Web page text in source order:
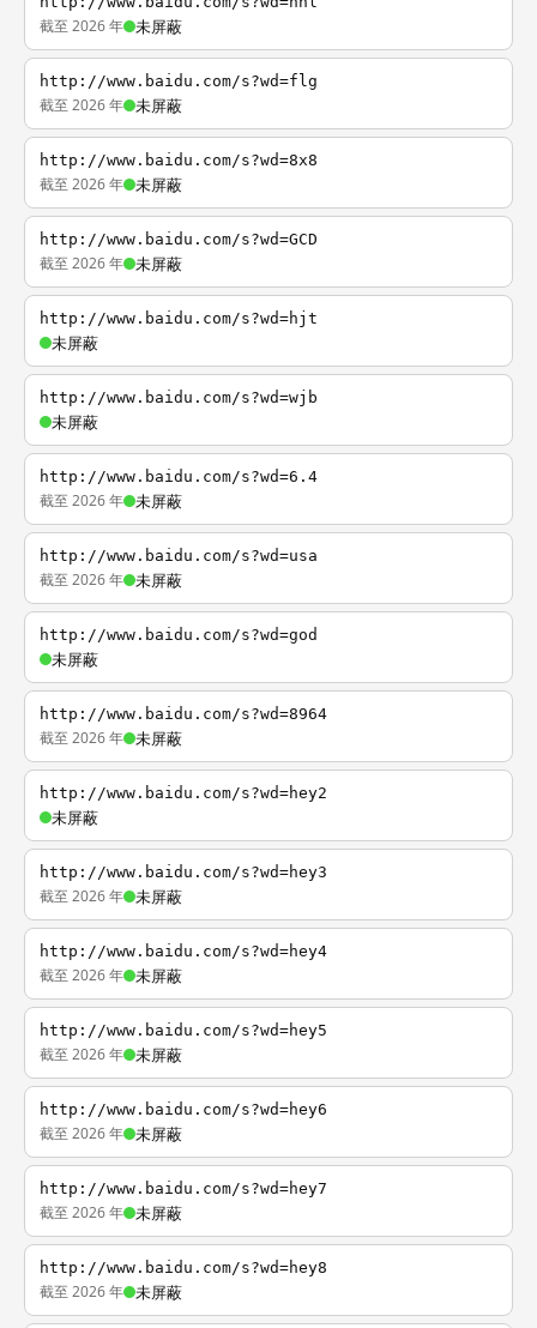
截至 2026 年 未屏蔽
http://www.baidu.com/s?wd=flg
截至 2026 年 未屏蔽
http://www.baidu.com/s?wd=8x8
截至 2026 年 未屏蔽
http://www.baidu.com/s?wd=GCD
截至 2026 年 未屏蔽
http://www.baidu.com/s?wd=hjt
未屏蔽
http://www.baidu.com/s?wd=wjb
未屏蔽
http://www.baidu.com/s?wd=6.4
截至 2026 年 未屏蔽
http://www.baidu.com/s?wd=usa
截至 2026 年 未屏蔽
http://www.baidu.com/s?wd=god
未屏蔽
http://www.baidu.com/s?wd=8964
截至 2026 年 未屏蔽
http://www.baidu.com/s?wd=hey2
未屏蔽
http://www.baidu.com/s?wd=hey3
截至 2026 年 未屏蔽
http://www.baidu.com/s?wd=hey4
截至 2026 年 未屏蔽
http://www.baidu.com/s?wd=hey5
截至 2026 年 未屏蔽
http://www.baidu.com/s?wd=hey6
截至 2026 年 未屏蔽
http://www.baidu.com/s?wd=hey7
截至 2026 年 未屏蔽
http://www.baidu.com/s?wd=hey8
截至 2026 年 未屏蔽